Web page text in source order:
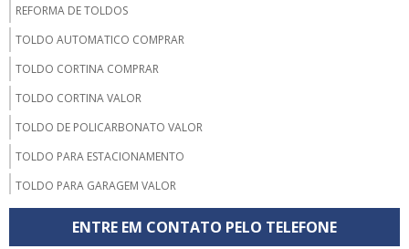
REFORMA DE TOLDOS
TOLDO AUTOMATICO COMPRAR
TOLDO CORTINA COMPRAR
TOLDO CORTINA VALOR
TOLDO DE POLICARBONATO VALOR
TOLDO PARA ESTACIONAMENTO
TOLDO PARA GARAGEM VALOR
TOLDOS POLICARBONATO LONDRINA
ENTRE EM CONTATO PELO TELEFONE